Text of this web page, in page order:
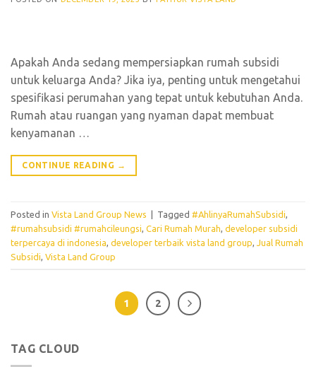
Apakah Anda sedang mempersiapkan rumah subsidi
untuk keluarga Anda? Jika iya, penting untuk mengetahui
spesifikasi perumahan yang tepat untuk kebutuhan Anda.
Rumah atau ruangan yang nyaman dapat membuat
kenyamanan …
CONTINUE READING →
Posted in Vista Land Group News | Tagged #AhlinyaRumahSubsidi
#rumahsubsidi #rumahcileungsi Cari Rumah Murah developer subsidi
terpercaya di indonesia developer terbaik vista land group
Jual Rumah
Subsidi Vista Land Group
1 2
TAG CLOUD